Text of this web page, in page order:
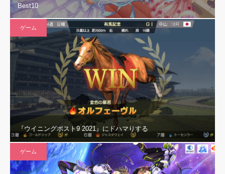
Best10
ゲーム
『ウイニングポスト9 2021』にドハマりする
ゲーム